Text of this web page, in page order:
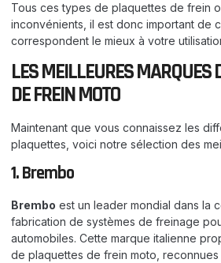
Tous ces types de plaquettes de frein
inconvénients, il est donc important de
correspondent le mieux à votre
LES MEILLEURES MARQUES
DE FREIN MOTO
Maintenant que vous connaissez les
plaquettes, voici notre sélection des
1. Brembo
Brembo est un leader mondial dans la
fabrication de systèmes de freinage
automobiles. Cette marque italienne
de plaquettes de frein moto,